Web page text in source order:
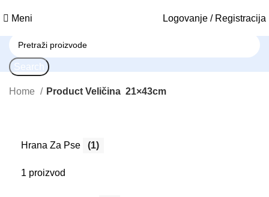
Meni Logovanje / Registracija
Search
Home Product Veličina 21×43cm
Hrana Za Pse (1)
1 proizvod